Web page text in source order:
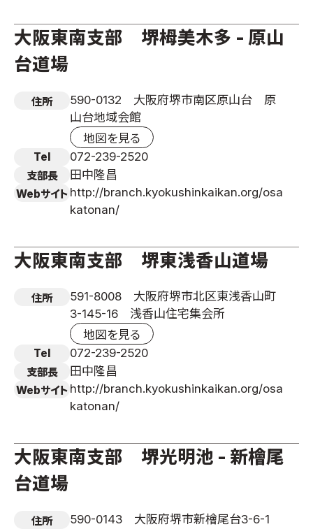
大阪東南支部 堺栂美木多 - 原山
台道場
住所
590-0132 大阪府堺市南区原山台 原
山台地域会館
地図を見る
Tel 072-239-2520
支部長 田中隆昌
Webサイト http://branch.kyokushinkaikan.org/osa
katonan/
大阪東南支部 堺東浅香山道場
住所
591-8008 大阪府堺市北区東浅香山町
3-145-16 浅香山住宅集会所
地図を見る
Tel 072-239-2520
支部長 田中隆昌
Webサイト http://branch.kyokushinkaikan.org/osa
katonan/
大阪東南支部 堺光明池 - 新檜尾
台道場
住所
590-0143 大阪府堺市新檜尾台3-6-1